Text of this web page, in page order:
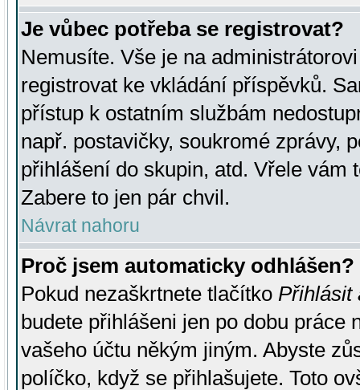
Je vůbec potřeba se registrovat?
Nemusíte. Vše je na
registrovat ke vkládání příspěvků.
přístup k ostatním službám
např. postavičky, soukromé zprávy,
přihlášení do skupin, atd. Vřele vám
Zabere to jen pár chvil.
Návrat nahoru
Proč jsem automaticky odhlášen?
Pokud nezaškrtnete tlačítko Přihlásit
budete přihlášeni jen po dobu práce
vašeho účtu někým jiným. Abyste
políčko, když se přihlašujete. Toto